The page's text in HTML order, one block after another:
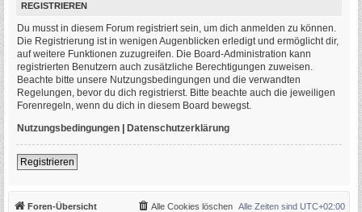
REGISTRIEREN
Du musst in diesem Forum registriert sein, um dich anmelden zu können.
Die Registrierung ist in wenigen Augenblicken erledigt und ermöglicht dir,
auf weitere Funktionen zuzugreifen. Die Board-Administration kann
registrierten Benutzern auch zusätzliche Berechtigungen zuweisen.
Beachte bitte unsere Nutzungsbedingungen und die verwandten
Regelungen, bevor du dich registrierst. Bitte beachte auch die jeweiligen
Forenregeln, wenn du dich in diesem Board bewegst.
Nutzungsbedingungen | Datenschutzerklärung
Registrieren
Foren-Übersicht Alle Zeiten sind UTC+02:00
Alle Cookies löschen